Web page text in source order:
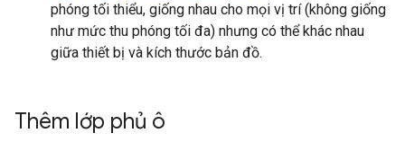
phóng tối thiểu, giống nhau cho mọi vị trí (không giống
như mức thu phóng tối đa) nhưng có thể khác nhau
giữa thiết bị và kích thước bản đồ.
Thêm lớp phủ ô